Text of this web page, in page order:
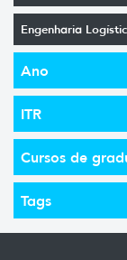
Engenharia
Ano
ITR
Cursos de
Tags